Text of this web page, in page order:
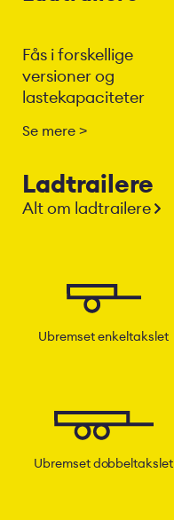
Fås i forskellige
versioner og
lastekapaciteter
Se mere
Ladtrailere
Alt om ladtrailere
Ubremset enkeltakslet
Ubremset dobbeltakslet